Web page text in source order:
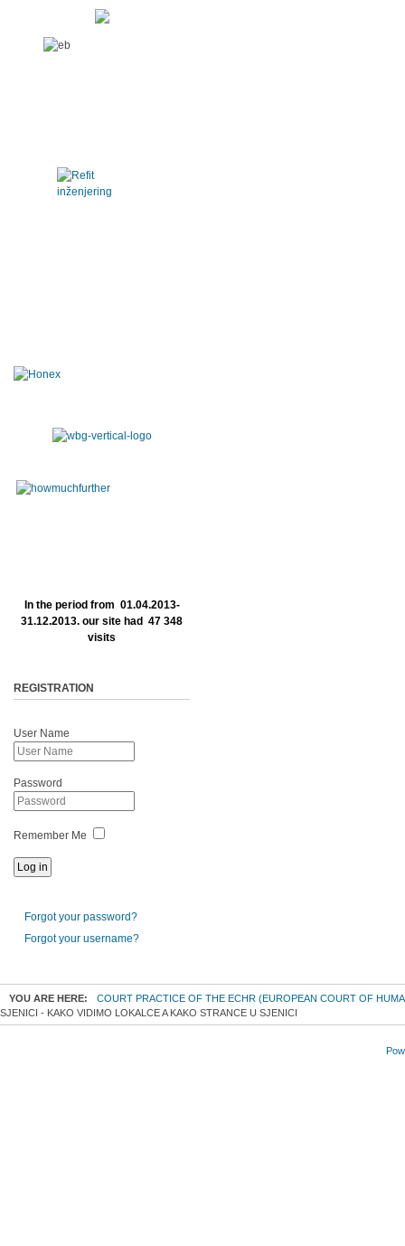
In the period from 01.04.2013-
31.12.2013. our site had 47 348
visits
REGISTRATION
User Name
Password
Remember Me
Forgot your password?
Forgot your username?
YOU ARE HERE:
COURT PRACTICE OF THE ECHR (EUROPEAN COURT OF
SJENICI - KAKO VIDIMO LOKALCE A KAKO STRANCE U SJENICI